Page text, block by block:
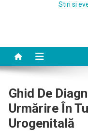
Stiri si
Ghid De
Urmărire În
Urogenitală